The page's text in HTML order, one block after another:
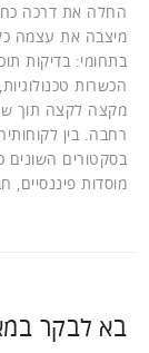
החלה את דרכה
מיצבה את עצמה
הכשרות
מקצה לקצה תוך
רחבה. בין
בסקטורים השונים
מוסדות פיננסיים,
בא לבקר